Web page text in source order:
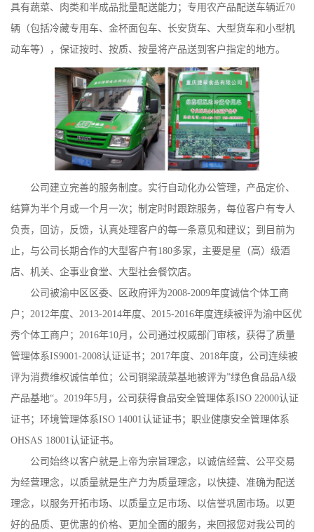
具有蔬菜、肉类和半成品批量配送能力；专用农产品配送车辆近70
辆（包括冷藏专用车、金杯面包车、长安货车、大型货车和小型机
动车等），保证按时、按质、按量将产品送到客户指定的地方。
公司建立完善的服务制度。实行自动化办公管理，产品定价、
结算为半个月或一个月一次；制定时时跟踪服务，每位客户有专人
负责，回访，反馈，认真处理客户的每一条意见和建议；到目前为
止，与公司长期合作的大型客户有180多家，主要是星（高）级酒
店、机关、企事业食堂、大型社会餐饮店。
公司被渝中区区委、区政府评为2008-2009年度诚信个体工商
户；2012年度、2013-2014年度、2015-2016年度连续被评为渝中区优
秀个体工商户；2016年10月，公司通过权威部门审核，获得了质量
管理体系IS9001-2008认证证书；2017年度、2018年度，公司连续被
评为消费维权诚信单位；公司铜梁蔬菜基地被评为”绿色食品品A级
产品基地“。2019年5月，公司获得食品安全管理体系ISO 22000认证
证书；环境管理体系ISO 14001认证证书；职业健康安全管理体系
OHSAS 18001认证证书。
公司始终以客户就是上帝为宗旨理念，以诚信经营、公平交易
为经营理念，以质量就是生产力为质量理念，以快捷、准确为配送
理念，以服务开拓市场、以质量立足市场、以信誉巩固市场。以更
好的品质、更优惠的价格、更加全面的服务，来回报您对我公司的